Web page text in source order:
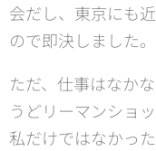
会だし、東京にも
ので即決しました。
ただ、仕事はなか
うどリーマンショ
私だけではなかっ